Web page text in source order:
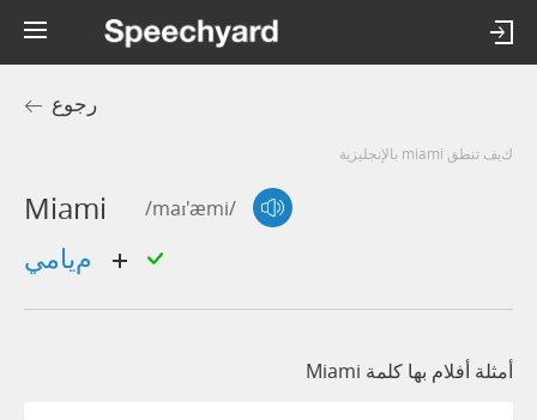
رجوع
كيف تنطق miami بالإنجليزية
Miami /maɪ'æmi/
أمثلة أفلام بها كلمة Miami